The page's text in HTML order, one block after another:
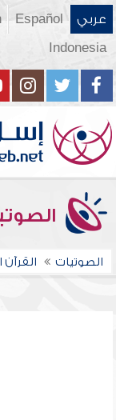
عربي Español
Indonesia
الصوتيات